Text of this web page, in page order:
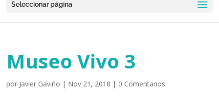
Seleccionar página
Museo Vivo 3
por Javier Gaviño | Nov 21, 2018 | 0 Comentarios